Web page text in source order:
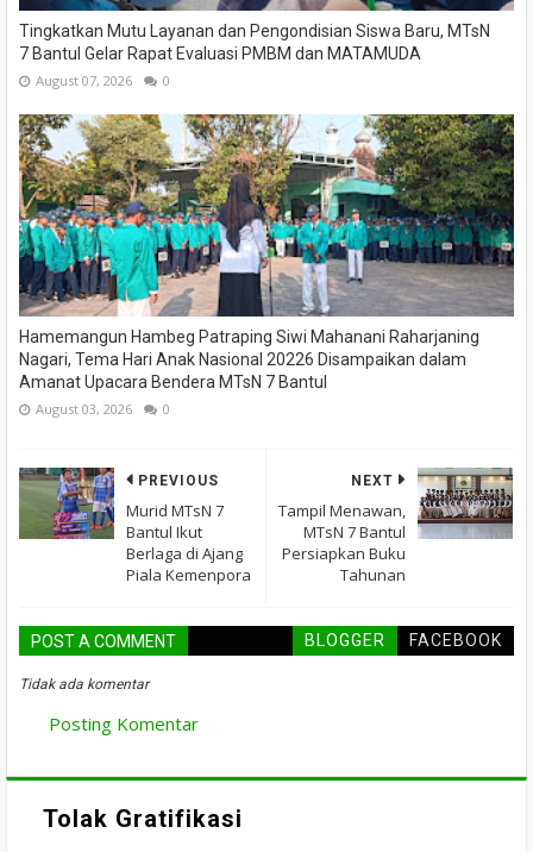
Tingkatkan Mutu Layanan dan Pengondisian Siswa Baru, MTsN
7 Bantul Gelar Rapat Evaluasi PMBM dan MATAMUDA
August 07, 2026 0
Hamemangun Hambeg Patraping Siwi Mahanani Raharjaning
Nagari, Tema Hari Anak Nasional 20226 Disampaikan dalam
Amanat Upacara Bendera MTsN 7 Bantul
August 03, 2026 0
NEXT
Tampil Menawan,
MTsN 7 Bantul
Persiapkan Buku
Tahunan
PREVIOUS
Murid MTsN 7
Bantul Ikut
Berlaga di Ajang
Piala Kemenpora
POST A COMMENT BLOGGER FACEBOOK
Tidak ada komentar
Posting Komentar
Tolak Gratifikasi